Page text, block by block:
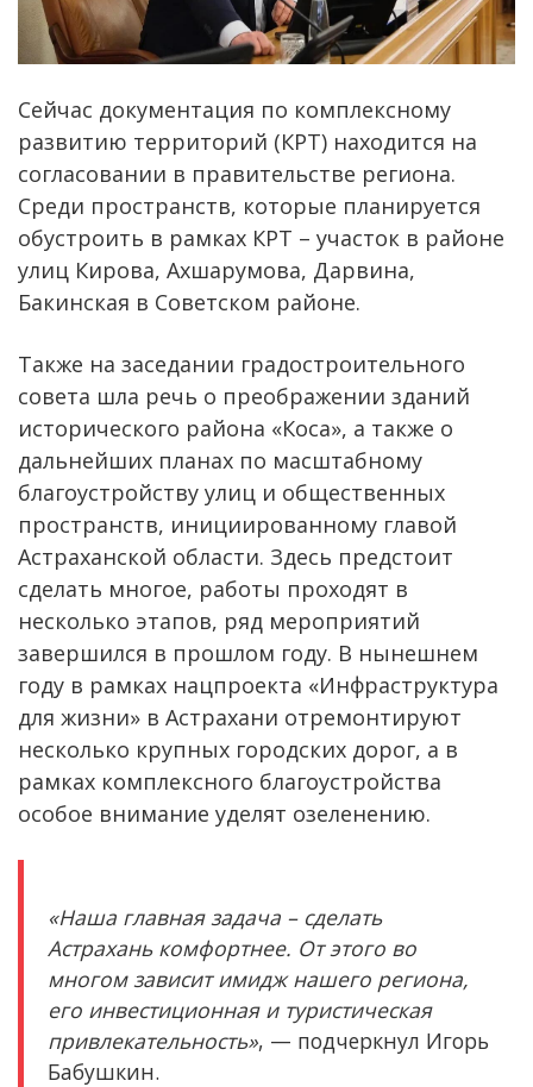
Сейчас документация по комплексному
развитию территорий (КРТ) находится на
согласовании в правительстве региона.
Среди пространств, которые планируется
обустроить в рамках КРТ – участок в районе
улиц Кирова, Ахшарумова, Дарвина,
Бакинская в Советском районе.
Также на заседании градостроительного
совета шла речь о преображении зданий
исторического района «Коса», а также о
дальнейших планах по масштабному
благоустройству улиц и общественных
пространств, инициированному главой
Астраханской области. Здесь предстоит
сделать многое, работы проходят в
несколько этапов, ряд мероприятий
завершился в прошлом году. В нынешнем
году в рамках нацпроекта «Инфраструктура
для жизни» в Астрахани отремонтируют
несколько крупных городских дорог, а в
рамках комплексного благоустройства
особое внимание уделят озеленению.
«Наша главная задача – сделать
Астрахань комфортнее. От этого во
многом зависит имидж нашего региона,
его инвестиционная и туристическая
привлекательность», — подчеркнул Игорь
Бабушкин.